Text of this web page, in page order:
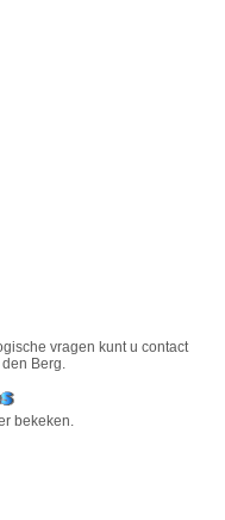
vragen kunt u contact
Berg.
bekeken.